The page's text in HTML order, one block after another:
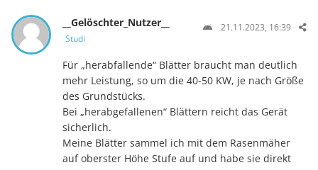
__Gelöschter_Nutzer__
Studi
21.11.2023, 16:39
Für „herabfallende“ Blätter braucht man deutlich
mehr Leistung, so um die 40-50 KW, je nach Größe
des Grundstücks.
Bei „herabgefallenen“ Blättern reicht das Gerät
sicherlich.
Meine Blätter sammel ich mit dem Rasenmäher
auf oberster Höhe Stufe auf und habe sie direkt